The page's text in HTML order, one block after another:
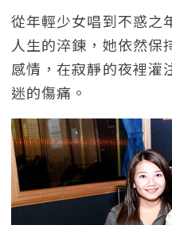
從年輕少女唱到不惑之
人生的淬鍊，她依然保
感情，在寂靜的夜裡灌
迷的傷痛。